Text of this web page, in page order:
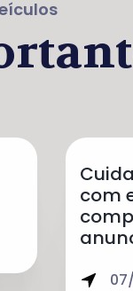
com